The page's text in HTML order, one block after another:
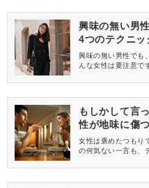
興味の無い男
4つのテクニッ
興味の無い男性でも
んな女性は要注意で
るテクニックを身に
もしかして言
性が地味に傷
女性は褒めたつもり
の何気ない一言も、
が地味に傷つく言葉